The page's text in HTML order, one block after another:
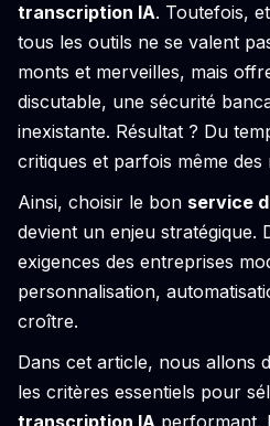
transcription IA. Toutefois,
tous les outils ne se valent
monts et merveilles, mais
discutable, une sécurité
inexistante. Résultat ? Du
critiques et parfois même des
Ainsi, choisir le bon service
devient un enjeu stratégique.
exigences des entreprises
personnalisation,
croître.
Dans cet article, nous allons
les critères essentiels pour
transcription IA performant.